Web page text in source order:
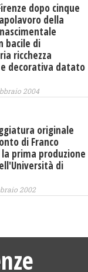
dopo cinque
della
bacile di
ricchezza
decorativa datato
2004
originale
di Franco
prima produzione
di
2002